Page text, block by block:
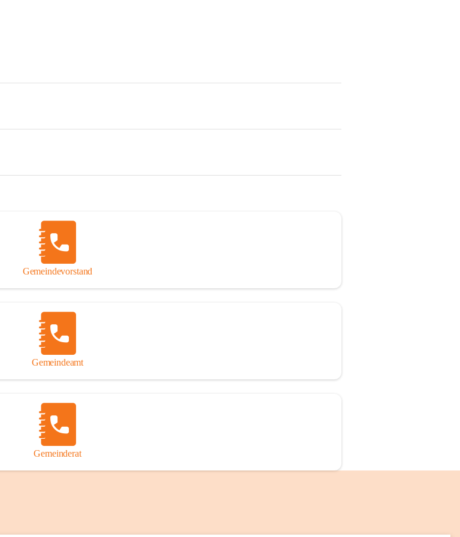
Gemeindevorstand
Gemeindeamt
Gemeinderat